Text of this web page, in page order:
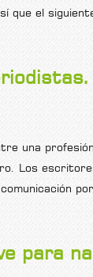
que el
una
Los
por
para